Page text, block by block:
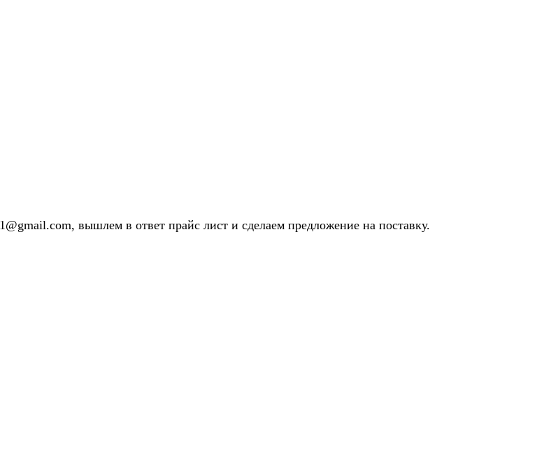
вышлем в ответ прайс лист и сделаем предложение на поставку.